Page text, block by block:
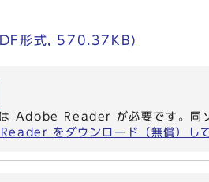
形式, 570.37KB)
Adobe Reader が必要です。同
をダウンロード（無償）して